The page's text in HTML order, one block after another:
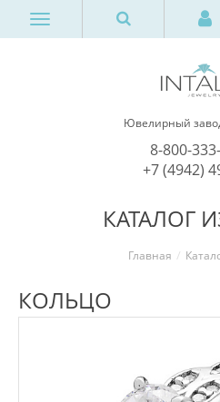
Ювелирный
8-800-
+7 (4942)
КАТАЛОГ
Главная
КОЛЬЦО